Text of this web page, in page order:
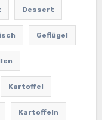
Dessert
Geflügel
Kartoffel
Kartoffeln